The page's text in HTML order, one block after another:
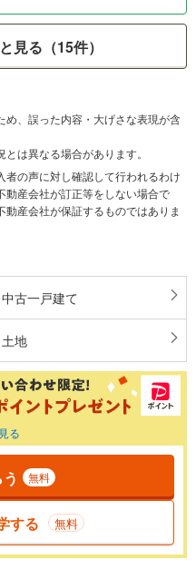
見る（15件）
、誤った内容・大げさな表現が含
は異なる場合があります。
の声に対し確認して行われるわけ
動産会社が訂正等をしない場合で
産会社が保証するものではありま
中古一戸建て
土地
る
無料
する 無料